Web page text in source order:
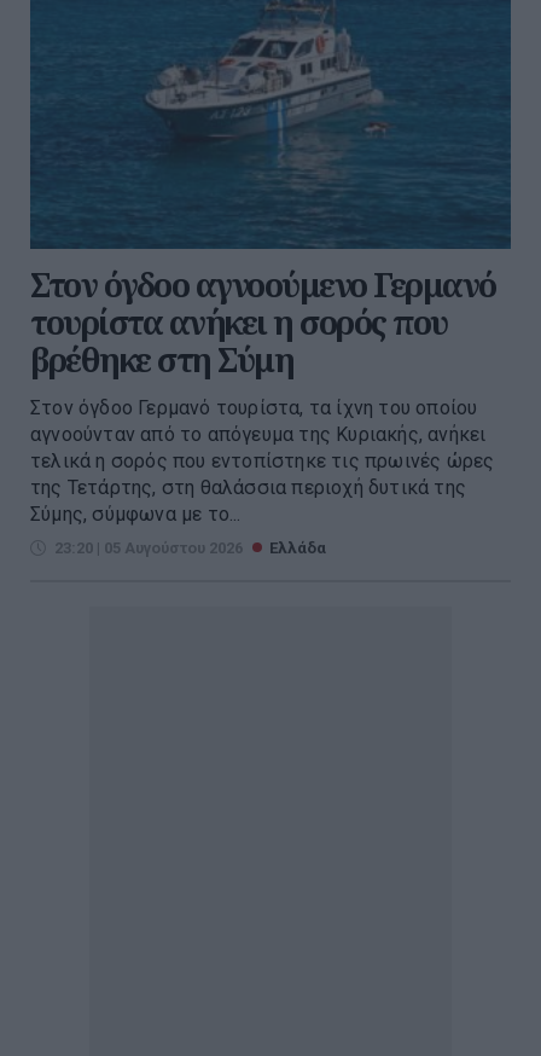
Στον όγδοο αγνοούμενο Γερμανό
τουρίστα ανήκει η σορός που
βρέθηκε στη Σύμη
Στον όγδοο Γερμανό τουρίστα, τα ίχνη του οποίου
αγνοούνταν από το απόγευμα της Κυριακής, ανήκει
τελικά η σορός που εντοπίστηκε τις πρωινές ώρες
της Τετάρτης, στη θαλάσσια περιοχή δυτικά της
Σύμης, σύμφωνα με το...
23:20 | 05 Αυγούστου 2026 Ελλάδα